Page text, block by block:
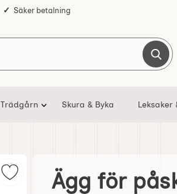
Säker betalning
Trädgårn Skura & Byka Leksaker
Markera Ägg för påskris glas 10
Ägg för